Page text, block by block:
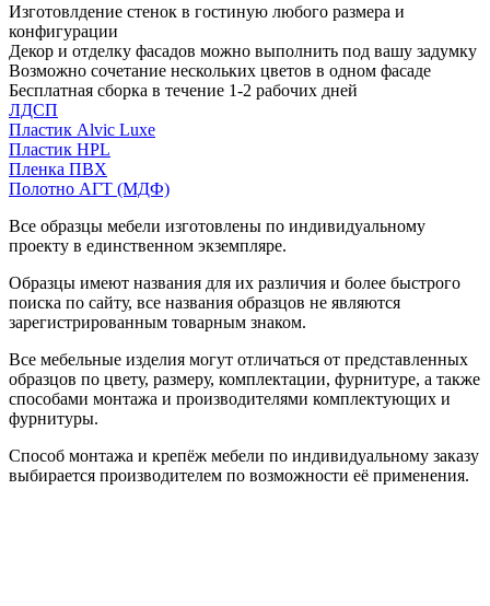
Изготовлдение стенок в гостиную любого размера и
конфигурации
Декор и отделку фасадов можно выполнить под вашу задумку
Возможно сочетание нескольких цветов в одном фасаде
Бесплатная сборка в течение 1-2 рабочих дней
ЛДСП
Пластик Alvic Luxe
Пластик HPL
Пленка ПВХ
Полотно АГТ (МДФ)
Все образцы мебели изготовлены по индивидуальному
проекту в единственном экземпляре.
Образцы имеют названия для их различия и более быстрого
поиска по сайту, все названия образцов не являются
зарегистрированным товарным знаком.
Все мебельные изделия могут отличаться от представленных
образцов по цвету, размеру, комплектации, фурнитуре, а также
способами монтажа и производителями комплектующих и
фурнитуры.
Способ монтажа и крепёж мебели по индивидуальному заказу
выбирается производителем по возможности её применения.